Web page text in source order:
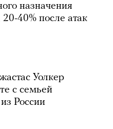
назначения
40% после атак
Уолкер
с семьей
России